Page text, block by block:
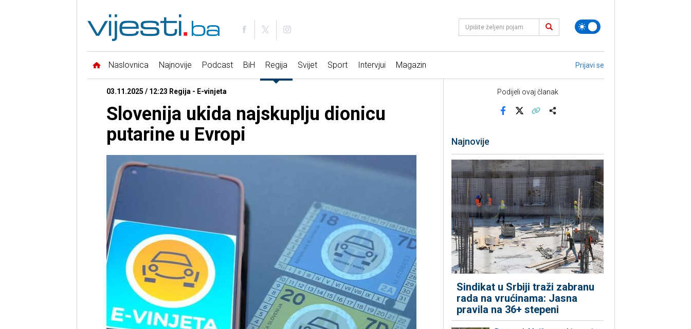
Naslovnica Najnovije Podcast BiH Regija Svijet Sport Intervjui Magazin Prijavi se
03.11.2025 / 12:23 Regija - E-vinjeta
Slovenija ukida najskuplju dionicu
putarine u Evropi
Podijeli ovaj članak
Najnovije
Sindikat u Srbiji traži zabranu
rada na vrućinama: Jasna
pravila na 36+ stepeni